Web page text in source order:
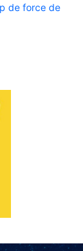
de force de